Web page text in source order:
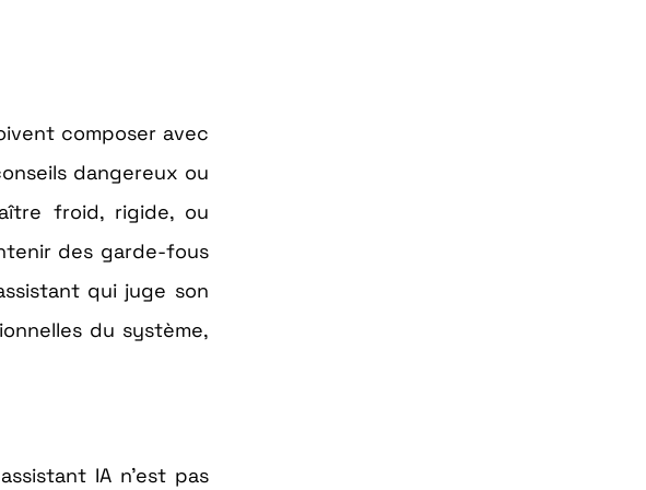
composer avec
dangereux ou
froid, rigide, ou
des garde-fous
qui juge son
du système,
IA n’est pas